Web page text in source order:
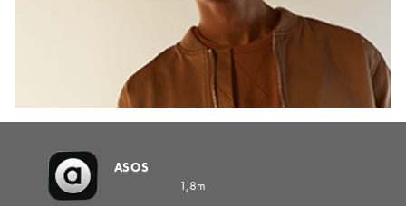
ASOS
1,8m